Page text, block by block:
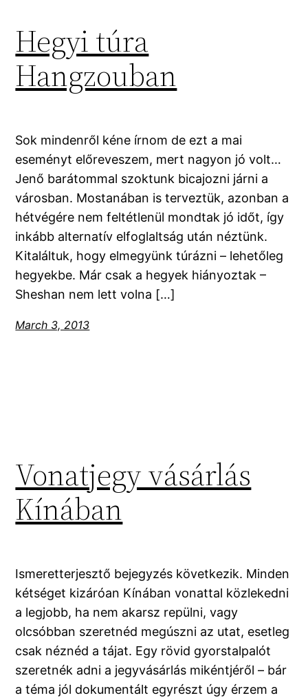
Hegyi túra
Hangzouban
Sok mindenről kéne írnom de ezt a mai
eseményt előreveszem, mert nagyon jó volt…
Jenő barátommal szoktunk bicajozni járni a
városban. Mostanában is terveztük, azonban a
hétvégére nem feltétlenül mondtak jó időt, így
inkább alternatív elfoglaltság után néztünk.
Kitaláltuk, hogy elmegyünk túrázni – lehetőleg
hegyekbe. Már csak a hegyek hiányoztak –
Sheshan nem lett volna […]
March 3, 2013
Vonatjegy vásárlás
Kínában
Ismeretterjesztő bejegyzés következik. Minden
kétséget kizáróan Kínában vonattal közlekedni
a legjobb, ha nem akarsz repülni, vagy
olcsóbban szeretnéd megúszni az utat, esetleg
csak néznéd a tájat. Egy rövid gyorstalpalót
szeretnék adni a jegyvásárlás mikéntjéről – bár
a téma jól dokumentált egyrészt úgy érzem a